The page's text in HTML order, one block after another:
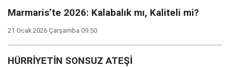
Marmaris’te 2026: Kalabalık mı, Kaliteli mi?
21 Ocak 2026 Çarşamba 09:50
HÜRRİYETİN SONSUZ ATEŞİ